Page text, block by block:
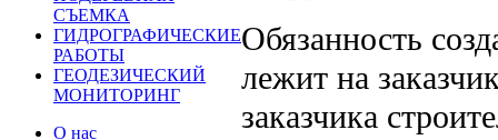
СЪЕМКА
ГИДРОГРАФИЧЕСКИЕ
РАБОТЫ
ГЕОДЕЗИЧЕСКИЙ
МОНИТОРИНГ
О нас
Обязанность
лежит на
заказчика